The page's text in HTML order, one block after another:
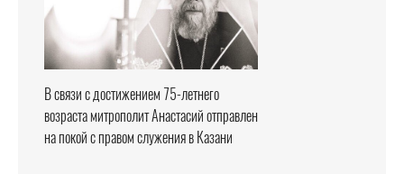
В связи с достижением 75-летнего
возраста митрополит Анастасий отправлен
на покой с правом служения в Казани